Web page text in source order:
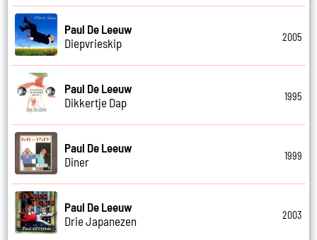
Paul De Leeuw
Diepvrieskip
2005
Paul De Leeuw
Dikkertje Dap
1995
Paul De Leeuw
Diner
1999
Paul De Leeuw
Drie Japanezen
2003